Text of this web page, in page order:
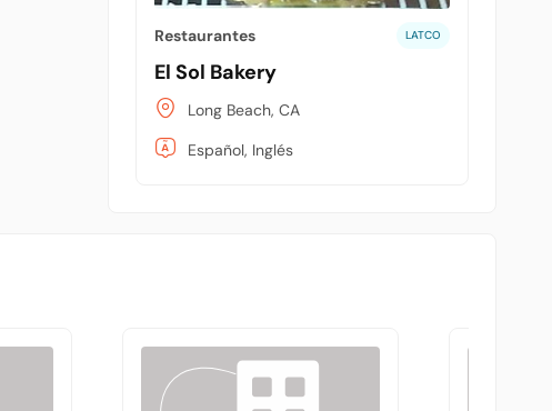
Restaurantes LATCO
El Sol Bakery
Long Beach, CA
Español, Inglés